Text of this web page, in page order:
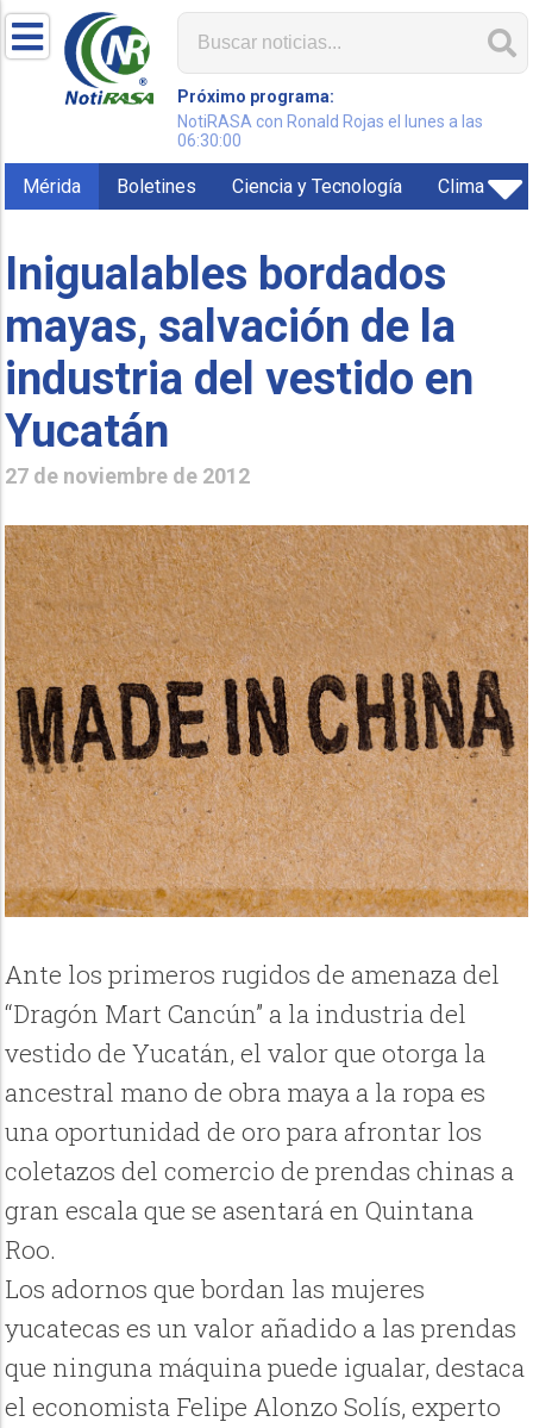
Próximo programa:
NotiRASA con Ronald Rojas el lunes a las
06:30:00
Mérida Boletines Ciencia y Tecnología Clima
Inigualables bordados
mayas, salvación de la
industria del vestido en
Yucatán
27 de noviembre de 2012
Ante los primeros rugidos de amenaza del
“Dragón Mart Cancún” a la industria del
vestido de Yucatán, el valor que otorga la
ancestral mano de obra maya a la ropa es
una oportunidad de oro para afrontar los
coletazos del comercio de prendas chinas a
gran escala que se asentará en Quintana
Roo.
Los adornos que bordan las mujeres
yucatecas es un valor añadido a las prendas
que ninguna máquina puede igualar, destaca
el economista Felipe Alonzo Solís, experto